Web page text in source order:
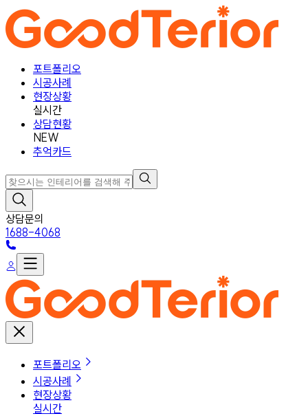
포트폴리오
시공사례
현장상황
실시간
상담현황
NEW
추억카드
상담문의
1688-4068
포트폴리오
시공사례
현장상황
실시간